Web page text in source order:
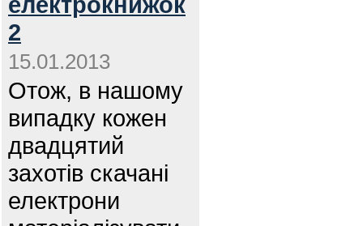
2
15.01.2013
Отож, в нашому
випадку кожен
двадцятий
захотів скачані
електрони